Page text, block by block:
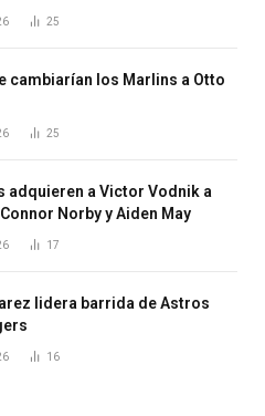
25
cambiarían los Marlins a Otto
25
adquieren a Victor Vodnik a
Norby y Aiden May
17
lidera barrida de Astros
16